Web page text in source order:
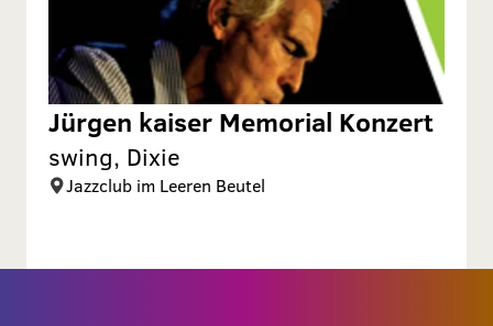
Jürgen kaiser Memorial Konzert
swing, Dixie
Jazzclub im Leeren Beutel